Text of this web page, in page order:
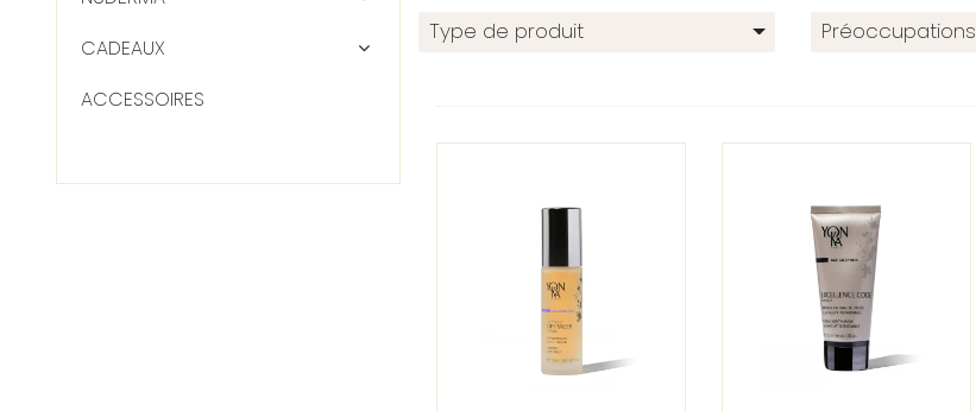
Type de produit Préoccupations
CADEAUX
ACCESSOIRES